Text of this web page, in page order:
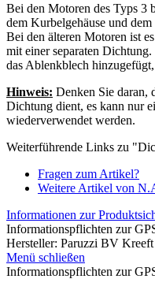
Bei den Motoren des Typs 3
dem Kurbelgehäuse und
Bei den älteren Motoren ist
mit einer separaten
das Ablenkblech
Hinweis: Denken Sie daran,
Dichtung dient, es kann nur
wiederverwendet werden.
Weiterführende Links zu
Fragen zum Artikel?
Weitere Artikel von
Informationen zur
Informationspflichten zur
Hersteller: Paruzzi BV Kreeft
Menü schließen
Informationspflichten zur